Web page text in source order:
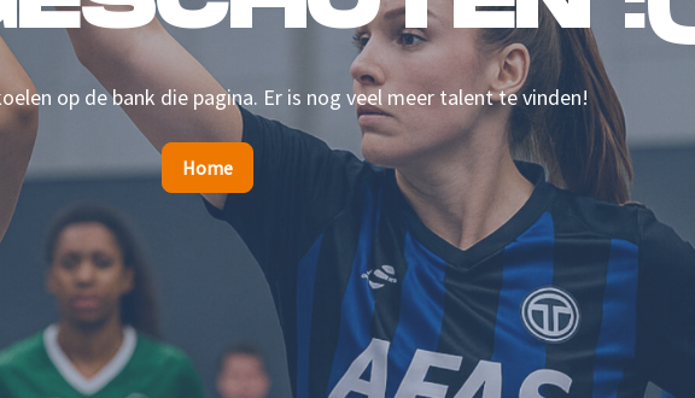
op de bank die pagina. Er is nog veel meer talent te vinden!
Home